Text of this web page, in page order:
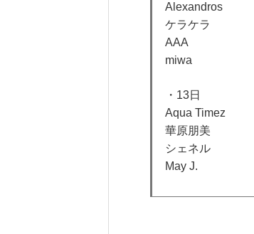
Alexandros
ケラケラ
AAA
miwa
・13日
Aqua Timez
華原朋美
シェネル
May J.